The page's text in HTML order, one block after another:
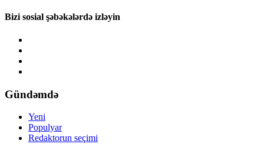
Bizi sosial şəbəkələrdə izləyin
Gündəmdə
Yeni
Populyar
Redaktorun seçimi